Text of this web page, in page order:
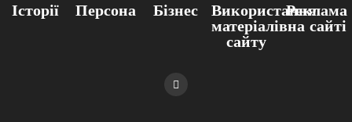
Історії Персона Бізнес
Використання
матеріалів
сайту
Реклама
на сайті